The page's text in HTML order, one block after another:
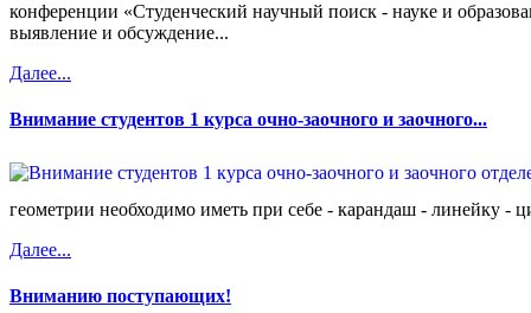
конференции «Студенческий научный поиск - науке и
выявление и обсуждение...
Далее...
Внимание студентов 1 курса очно-заочного и заочного...
геометрии необходимо иметь при себе - карандаш - линейку -
Далее...
Вниманию поступающих!